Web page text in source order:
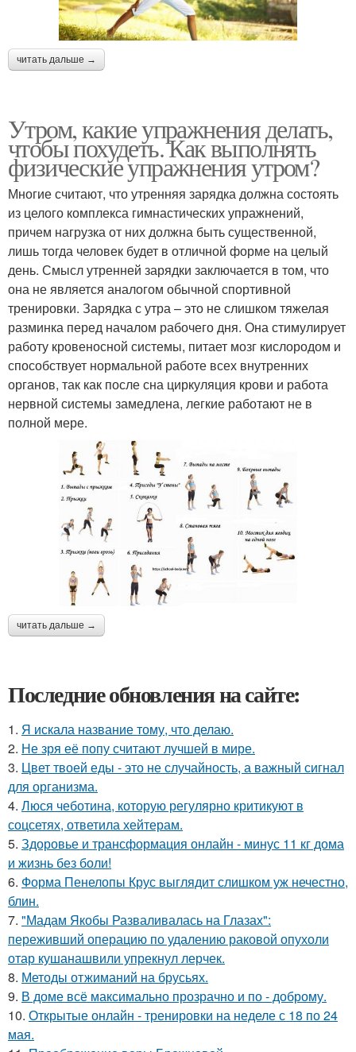
читать дальше →
Утром, какие упражнения делать,
чтобы похудеть. Как выполнять
физические упражнения утром?
Многие считают, что утренняя зарядка должна состоять
из целого комплекса гимнастических упражнений,
причем нагрузка от них должна быть существенной,
лишь тогда человек будет в отличной форме на целый
день. Смысл утренней зарядки заключается в том, что
она не является аналогом обычной спортивной
тренировки. Зарядка с утра – это не слишком тяжелая
разминка перед началом рабочего дня. Она стимулирует
работу кровеносной системы, питает мозг кислородом и
способствует нормальной работе всех внутренних
органов, так как после сна циркуляция крови и работа
нервной системы замедлена, легкие работают не в
полной мере.
читать дальше →
Последние обновления на сайте:
1. Я искала название тому, что делаю.
2. Не зря её попу считают лучшей в мире.
3. Цвет твоей еды - это не случайность, а важный сигнал
для организма.
4. Люся чеботина, которую регулярно критикуют в
соцсетях, ответила хейтерам.
5. Здоровье и трансформация онлайн - минус 11 кг дома
и жизнь без боли!
6. Форма Пенелопы Крус выглядит слишком уж нечестно,
блин.
7. "Мадам Якобы Разваливалась на Глазах":
переживший операцию по удалению раковой опухоли
отар кушанашвили упрекнул лерчек.
8. Методы отжиманий на брусьях.
9. В доме всё максимально прозрачно и по - доброму.
10. Открытые онлайн - тренировки на неделе с 18 по 24
мая.